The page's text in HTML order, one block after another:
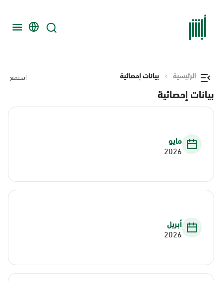
الرئيسية بيانات إحصائية استمع
بيانات إحصائية
مايو
2026
أبريل
2026